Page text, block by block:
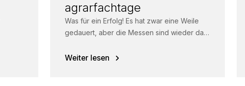
agrarfachtage
Was für ein Erfolg! Es hat zwar eine Weile
gedauert, aber die Messen sind wieder da.
Weiter lesen